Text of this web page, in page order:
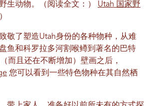
生动物。（阅读全文：） Utah 国家野
）
敬了塑造Utah身份的各种物种，从难
鱼和科罗拉多河割喉鳟到著名的巴特
而且还在不断增加）壁画之后，
您可以看到一些特色物种在其自然栖